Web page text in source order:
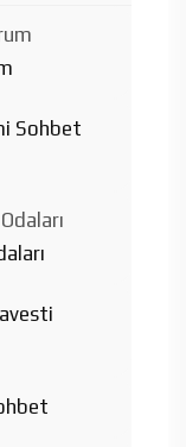
Sohbet